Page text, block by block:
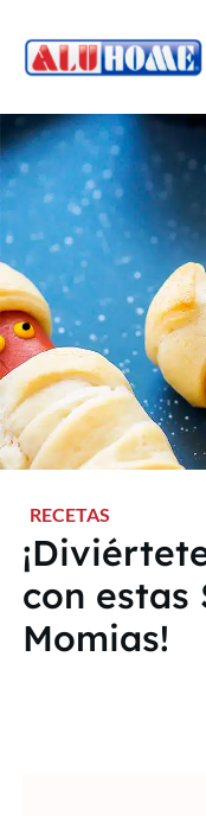
RECETAS
con estas
Momias!